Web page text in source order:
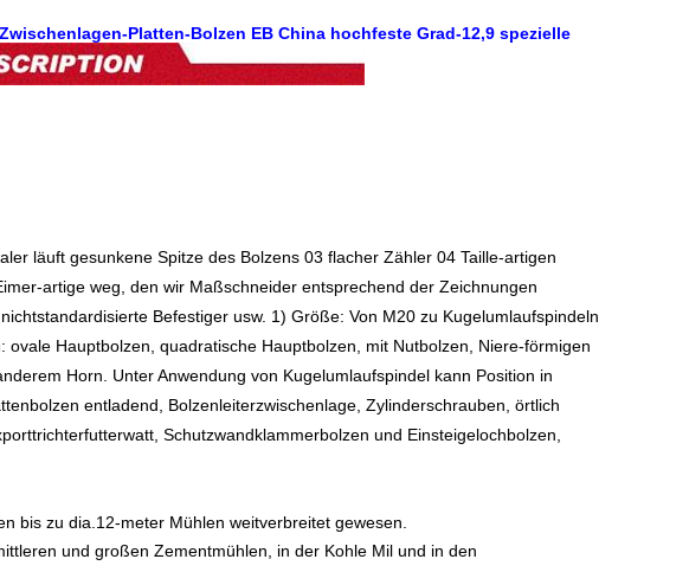
Platten-Bolzen EB China hochfeste Grad-12,9 spezielle
läuft gesunkene Spitze des Bolzens 03 flacher Zähler 04 Taille-artigen
artige weg, den wir Maßschneider entsprechend der Zeichnungen
Befestiger usw. 1) Größe: Von M20 zu Kugelumlaufspindeln
Hauptbolzen, quadratische Hauptbolzen, mit Nutbolzen, Niere-förmigen
Horn. Unter Anwendung von Kugelumlaufspindel kann Position in
entladend, Bolzenleiterzwischenlage, Zylinderschrauben, örtlich
Schutzwandklammerbolzen und Einsteigelochbolzen,
bis zu dia.12-meter Mühlen weitverbreitet gewesen.
und großen Zementmühlen, in der Kohle Mil und in den